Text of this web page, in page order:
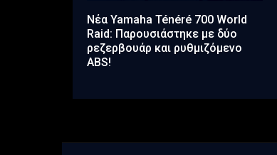
Νέα Yamaha Ténéré 700 World
Raid: Παρουσιάστηκε με δύο
ρεζερβουάρ και ρυθμιζόμενο
ABS!